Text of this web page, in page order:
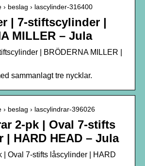
› beslag › lascylinder-316400
| 7-stiftscylinder |
MILLER – Jula
| BRÖDERNA MILLER |
sammanlagt tre nycklar.
› beslag › lascylindrar-396026
2-pk | Oval 7-stifts
| HARD HEAD – Jula
| Oval 7-stifts låscylinder | HARD